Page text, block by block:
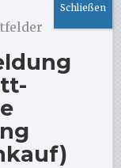
Achsen,
über
bis zur
Woran